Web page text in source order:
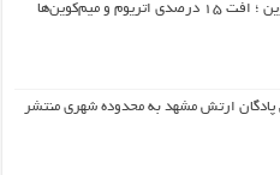
و میم‌کوین‌ها
ارتش مشهد به محدوده شهری منتشر